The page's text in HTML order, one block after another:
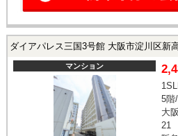
ダイアパレス三国3号館 大阪市淀川区新
マンション
5階
大
21